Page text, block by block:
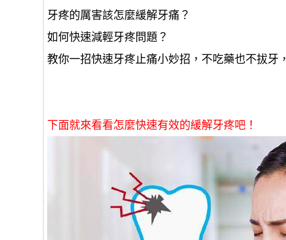
牙疼的厲害該怎麼緩解牙痛？
如何快速減輕牙疼問題？
教你一招快速牙疼止痛小妙招，不吃藥也不拔牙
下面就來看看怎麼快速有效的緩解牙疼吧！